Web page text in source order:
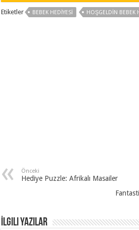
Etiketler BEBEK HEDIYESI HOŞGELDIN BEBEK
Önceki
Hediye Puzzle: Afrikalı Masailer
İlgili Yazılar